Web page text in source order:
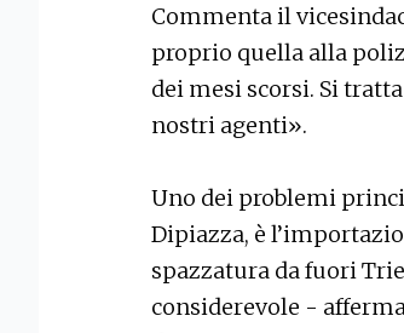
Commenta il
proprio quella alla
dei mesi scorsi. Si
nostri agenti».
Uno dei problemi
Dipiazza, è
spazzatura da fuori
considerevole -